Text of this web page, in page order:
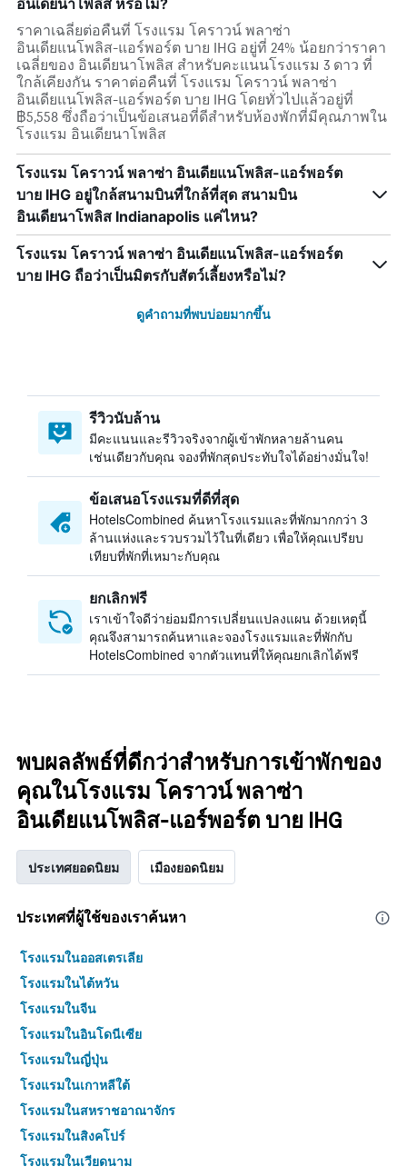
อินเดียนาโพลิส หรือไม่?
ราคาเฉลี่ยต่อคืนที่ โรงแรม โคราวน์ พลาซ่า
อินเดียแนโพลิส-แอร์พอร์ต บาย IHG อยู่ที่ 24% น้อยกว่าราคา
เฉลี่ยของ อินเดียนาโพลิส สำหรับคะแนนโรงแรม 3 ดาว ที่
ใกล้เคียงกัน ราคาต่อคืนที่ โรงแรม โคราวน์ พลาซ่า
อินเดียแนโพลิส-แอร์พอร์ต บาย IHG โดยทั่วไปแล้วอยู่ที่
฿5,558 ซึ่งถือว่าเป็นข้อเสนอที่ดีสำหรับห้องพักที่มีคุณภาพใน
โรงแรม อินเดียนาโพลิส
โรงแรม โคราวน์ พลาซ่า อินเดียแนโพลิส-แอร์พอร์ต
บาย IHG อยู่ใกล้สนามบินที่ใกล้ที่สุด สนามบิน
อินเดียนาโพลิส Indianapolis แค่ไหน?
โรงแรม โคราวน์ พลาซ่า อินเดียแนโพลิส-แอร์พอร์ต
บาย IHG ถือว่าเป็นมิตรกับสัตว์เลี้ยงหรือไม่?
ดูคำถามที่พบบ่อยมากขึ้น
รีวิวนับล้าน
มีคะแนนและรีวิวจริงจากผู้เข้าพักหลายล้านคน
เช่นเดียวกับคุณ จองที่พักสุดประทับใจได้อย่างมั่นใจ!
ข้อเสนอโรงแรมที่ดีที่สุด
HotelsCombined ค้นหาโรงแรมและที่พักมากกว่า 3
ล้านแห่งและรวบรวมไว้ในที่เดียว เพื่อให้คุณเปรียบ
เทียบที่พักที่เหมาะกับคุณ
ยกเลิกฟรี
เราเข้าใจดีว่าย่อมมีการเปลี่ยนแปลงแผน ด้วยเหตุนี้
คุณจึงสามารถค้นหาและจองโรงแรมและที่พักกับ
HotelsCombined จากตัวแทนที่ให้คุณยกเลิกได้ฟรี
พบผลลัพธ์ที่ดีกว่าสำหรับการเข้าพักของ
คุณในโรงแรม โคราวน์ พลาซ่า
อินเดียแนโพลิส-แอร์พอร์ต บาย IHG
ประเทศยอดนิยม เมืองยอดนิยม
ประเทศที่ผู้ใช้ของเราค้นหา
โรงแรมในออสเตรเลีย
โรงแรมในไต้หวัน
โรงแรมในจีน
โรงแรมในอินโดนีเซีย
โรงแรมในญี่ปุ่น
โรงแรมในเกาหลีใต้
โรงแรมในสหราชอาณาจักร
โรงแรมในสิงคโปร์
โรงแรมในเวียดนาม